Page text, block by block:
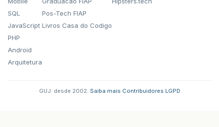
SQL
JavaScript
PHP
Android
Arquitetura
Pos-Tech FIAP
Livros Casa do Codigo
GUJ: desde 2002. Saiba mais Contribuidores LGPD